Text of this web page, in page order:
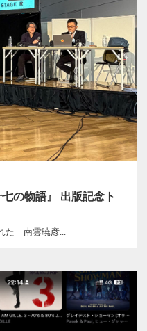
の物語』 出版記念ト
た 南雲暁彦...